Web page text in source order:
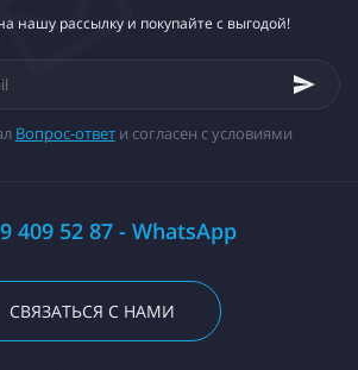
нашу рассылку и покупайте с выгодой!
Вопрос-ответи согласен с условиями
409 52 87 - WhatsApp
СВЯЗАТЬСЯ С НАМИ